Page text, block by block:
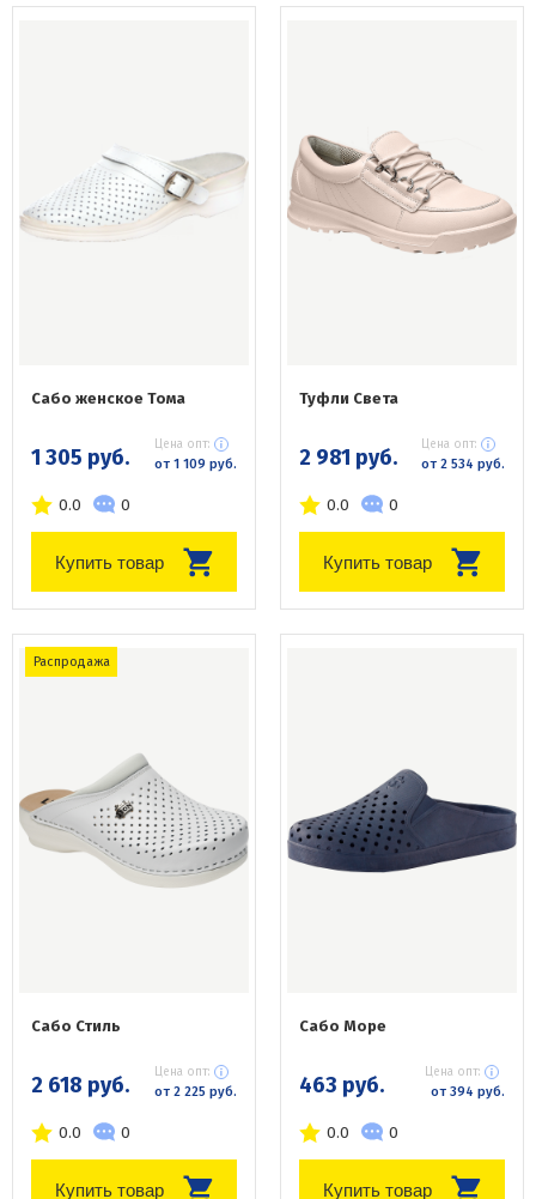
Сабо женское Тома
1 305 руб. Цена опт:
от 1 109 руб.
0.0 0
Купить товар
Туфли Света
2 981 руб. Цена опт:
от 2 534 руб.
0.0 0
Купить товар
Распродажа
Сабо Стиль
2 618 руб. Цена опт:
от 2 225 руб.
0.0 0
Купить товар
Сабо Море
463 руб. Цена опт:
от 394 руб.
0.0 0
Купить товар